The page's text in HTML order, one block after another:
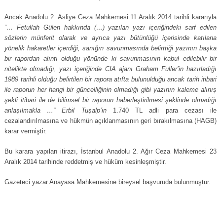
Ancak Anadolu 2. Asliye Ceza Mahkemesi 11 Aralık 2014 tarihli kararıyla
“… Fetullah Gülen hakkında (…) yazılan yazı içeriğindeki sarf edilen
sözlerin münferit olarak ve ayrıca yazı bütünlüğü içerisinde katılana
yönelik hakaretler içerdiği, sanığın savunmasında belirttiği yazının başka
bir rapordan alıntı olduğu yönünde ki savunmasının kabul edilebilir bir
nitelikte olmadığı, yazı içeriğinde CIA ajanı Graham Fuller’in hazırladığı
1989 tarihli olduğu belirtilen bir rapora atıfta bulunulduğu ancak tarih itibari
ile raporun her hangi bir güncelliğinin olmadığı gibi yazının kaleme alınış
şekli itibari ile de bilimsel bir raporun haberleştirilmesi şeklinde olmadığı
anlaşılmakla …” Erbil Tuşalp’in 1.740 TL adli para cezası ile
cezalandırılmasına ve hükmün açıklanmasının geri bırakılmasına (HAGB)
karar vermiştir.
Bu karara yapılan itirazı, İstanbul Anadolu 2. Ağır Ceza Mahkemesi 23
Aralık 2014 tarihinde reddetmiş ve hüküm kesinleşmiştir.
Gazeteci yazar Anayasa Mahkemesine bireysel başvuruda bulunmuştur.